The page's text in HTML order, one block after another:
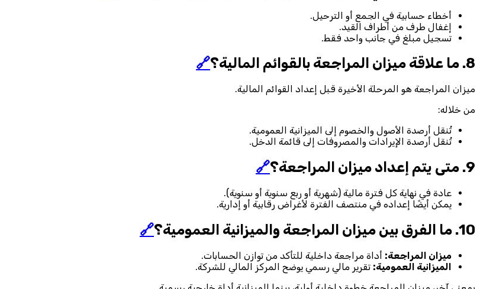
أخطاء حسابية في الجمع أو الترحيل.
إغفال طرف من أطراف القيد.
تسجيل مبلغ في جانب واحد فقط.
8. ما علاقة ميزان المراجعة بالقوائم المالية؟ 🔗
ميزان المراجعة هو المرحلة الأخيرة قبل إعداد القوائم المالية.
من خلاله:
تُنقل أرصدة الأصول والخصوم إلى الميزانية العمومية.
تُنقل أرصدة الإيرادات والمصروفات إلى قائمة الدخل.
9. متى يتم إعداد ميزان المراجعة؟ 🔗
عادة في نهاية كل فترة مالية (شهرية أو ربع سنوية أو سنوية).
يمكن أيضًا إعداده في منتصف الفترة لأغراض رقابية أو إدارية.
10. ما الفرق بين ميزان المراجعة والميزانية العمومية؟ 🔗
ميزان المراجعة: أداة مراجعة داخلية للتأكد من توازن الحسابات.
الميزانية العمومية: تقرير مالي رسمي يوضح المركز المالي للشركة.